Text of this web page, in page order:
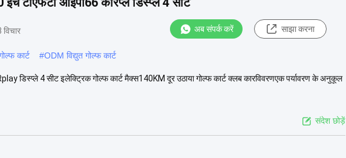
अब संपर्क करें साझा करना
कार्ट #ODM विद्युत गोल्फ कार्ट
डिस्प्ले 4 सीट इलेक्ट्रिक गोल्फ कार्ट मैक्स140KM दूर उठाया गोल्फ कार्ट क्लब कारविवरणएक पर्यावरण के अनुकूल
संदेश छोड़ें